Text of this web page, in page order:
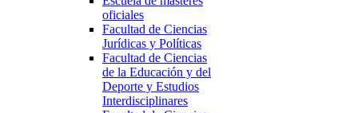
oficiales
Facultad de Ciencias
Jurídicas y Políticas
Facultad de Ciencias
de la Educación y del
Deporte y Estudios
Interdisciplinares